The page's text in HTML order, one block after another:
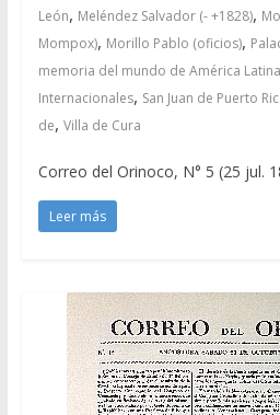
León, Meléndez Salvador (- +1828),
Mompox), Morillo Pablo (oficios),
memoria del mundo de América
Internacionales, San Juan de Puerto
de, Villa de Cura
Correo del Orinoco, N° 5 (25 jul.
Leer más